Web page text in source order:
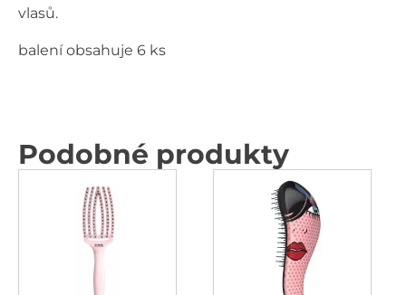
vlasů.
balení obsahuje 6 ks
Podobné produkty